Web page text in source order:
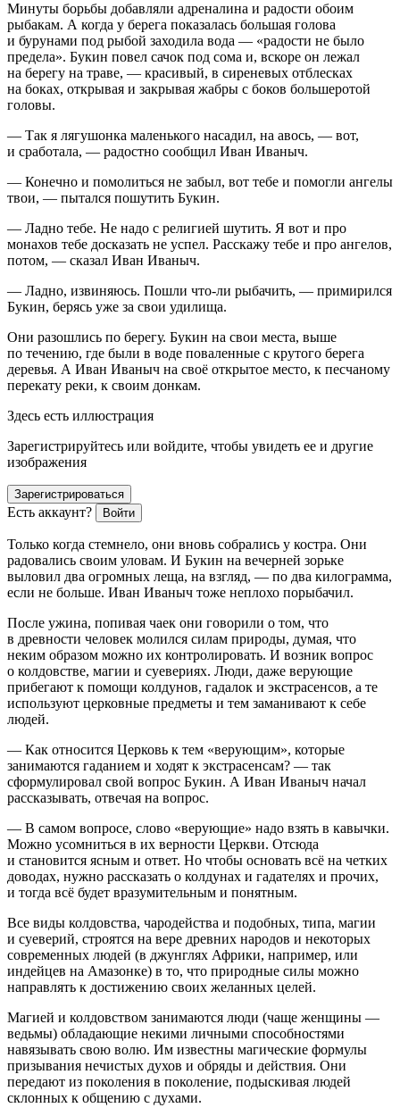
Минуты борьбы добавляли адреналина и радости обоим
рыбакам. А когда у берега показалась большая голова
и бурунами под рыбой заходила вода — «радости не было
предела». Букин повел сачок под сома и, вскоре он лежал
на берегу на траве, — красивый, в сиреневых отблесках
на боках, открывая и закрывая жабры с боков большеротой
головы.
— Так я лягушонка маленького насадил, на авось, — вот,
и сработала, — радостно сообщил Иван Иваныч.
— Конечно и помолиться не забыл, вот тебе и помогли ангелы
твои, — пытался пошутить Букин.
— Ладно тебе. Не надо с религией шутить. Я вот и про
монахов тебе досказать не успел. Расскажу тебе и про ангелов,
потом, — сказал Иван Иваныч.
— Ладно, извиняюсь. Пошли что-ли рыбачить, — примирился
Букин, берясь уже за свои удилища.
Они разошлись по берегу. Букин на свои места, выше
по течению, где были в воде поваленные с крутого берега
деревья. А Иван Иваныч на своё открытое место, к песчаному
перекату реки, к своим донкам.
Здесь есть иллюстрация
Зарегистрируйтесь или войдите, чтобы увидеть ее и другие
изображения
Зарегистрироваться
Есть аккаунт? Войти
Только когда стемнело, они вновь собрались у костра. Они
радовались своим уловам. И Букин на вечерней зорьке
выловил два огромных леща, на взгляд, — по два килограмма,
если не больше. Иван Иваныч тоже неплохо порыбачил.
После ужина, попивая чаек они говорили о том, что
в древности человек молился силам природы, думая, что
неким образом можно их контролировать. И возник вопрос
о колдовстве, магии и суевериях. Люди, даже верующие
прибегают к помощи колдунов, гадалок и экстрасенсов, а те
используют церковные предметы и тем заманивают к себе
людей.
— Как относится Церковь к тем «верующим», которые
занимаются гаданием и ходят к экстрасенсам? — так
сформулировал свой вопрос Букин. А Иван Иваныч начал
рассказывать, отвечая на вопрос.
— В самом вопросе, слово «верующие» надо взять в кавычки.
Можно усомниться в их верности Церкви. Отсюда
и становится ясным и ответ. Но чтобы основать всё на четких
доводах, нужно рассказать о колдунах и гадателях и прочих,
и тогда всё будет вразумительным и понятным.
Все виды колдовства, чародейства и подобных, типа, магии
и суеверий, строятся на вере древних народов и некоторых
современных людей (в джунглях Африки, например, или
индейцев на Амазонке) в то, что природные силы можно
направлять к достижению своих желанных целей.
Магией и колдовством занимаются люди (чаще женщины —
ведьмы) обладающие некими личными способностями
навязывать свою волю. Им известны магические формулы
призывания нечистых духов и обряды и действия. Они
передают из поколения в поколение, подыскивая людей
склонных к общению с духами.